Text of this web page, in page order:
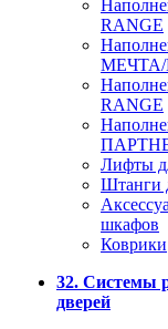
RANGE
МЕЧТА/
RANGE
Лифты
Штанги
шкафов
Коврики
32. Системы
дверей